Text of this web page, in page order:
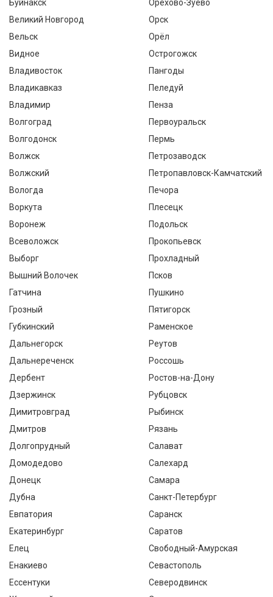
Буйнакск
Великий Новгород
Вельск
Видное
Владивосток
Владикавказ
Владимир
Волгоград
Волгодонск
Волжск
Волжский
Вологда
Воркута
Воронеж
Всеволожск
Выборг
Вышний Волочек
Гатчина
Грозный
Губкинский
Дальнегорск
Дальнереченск
Дербент
Дзержинск
Димитровград
Дмитров
Долгопрудный
Домодедово
Донецк
Дубна
Евпатория
Екатеринбург
Елец
Енакиево
Ессентуки
Орехово-Зуево
Орск
Орёл
Острогожск
Пангоды
Пеледуй
Пенза
Первоуральск
Пермь
Петрозаводск
Петропавловск-Камчатский
Печора
Плесецк
Подольск
Прокопьевск
Прохладный
Псков
Пушкино
Пятигорск
Раменское
Реутов
Россошь
Ростов-на-Дону
Рубцовск
Рыбинск
Рязань
Салават
Салехард
Самара
Санкт-Петербург
Саранск
Саратов
Свободный-Амурская
Севастополь
Северодвинск